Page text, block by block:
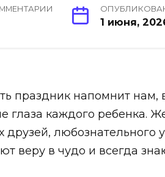
1 июня,
праздник напомнит нам,
глаза каждого ребенка.
друзей, любознательного
веру в чудо и всегда